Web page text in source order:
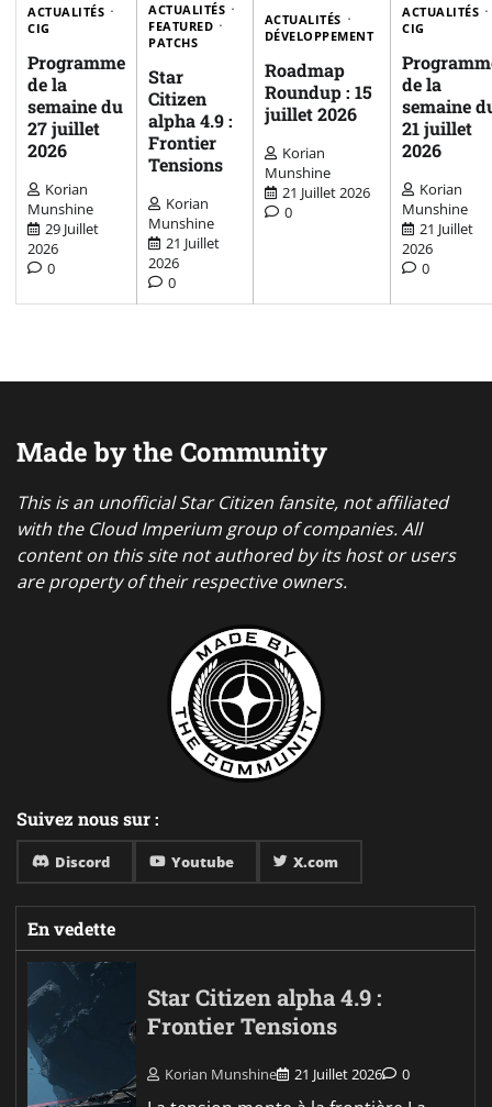
ACTUALITÉS
CIG
Programme
de la
semaine du
27 juillet
2026
Korian
Munshine
29 Juillet
2026
0
ACTUALITÉS
FEATURED
PATCHS
Star
Citizen
alpha 4.9 :
Frontier
Tensions
Korian
Munshine
21 Juillet
2026
0
ACTUALITÉS
DÉVELOPPEMENT
Roadmap
Roundup : 15
juillet 2026
Korian
Munshine
21 Juillet 2026
0
ACTUALITÉS
CIG
de la
semaine
21 juillet
2026
Korian
Munshine
21 Juillet
2026
0
Made by the Community
This is an unofficial Star Citizen fansite, not affiliated
with the Cloud Imperium group of companies. All
content on this site not authored by its host or users
are property of their respective owners.
Suivez nous sur :
Discord Youtube X.com
En vedette
Star Citizen alpha 4.9 :
Frontier Tensions
Korian Munshine 21 Juillet 2026 0